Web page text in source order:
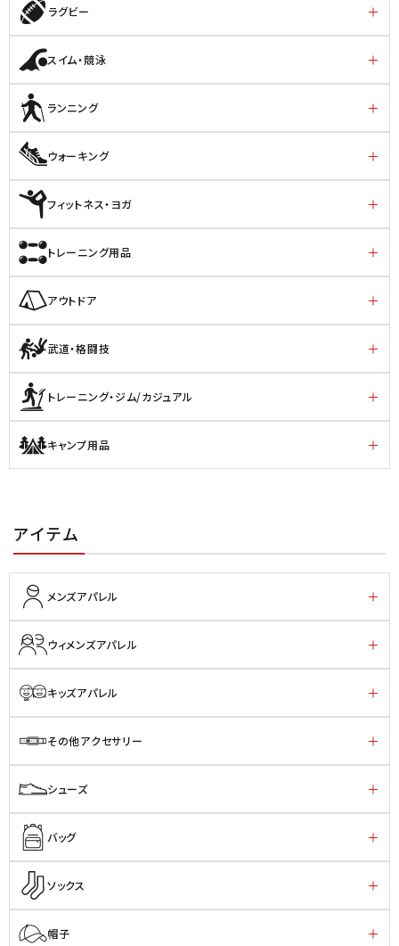
ラグビー
スイム・競泳
ランニング
ウォーキング
フィットネス・ヨガ
トレーニング用品
アウトドア
武道・格闘技
トレーニング・ジム/カジュアル
キャンプ用品
アイテム
メンズアパレル
ウィメンズアパレル
キッズアパレル
その他アクセサリー
シューズ
バッグ
ソックス
帽子